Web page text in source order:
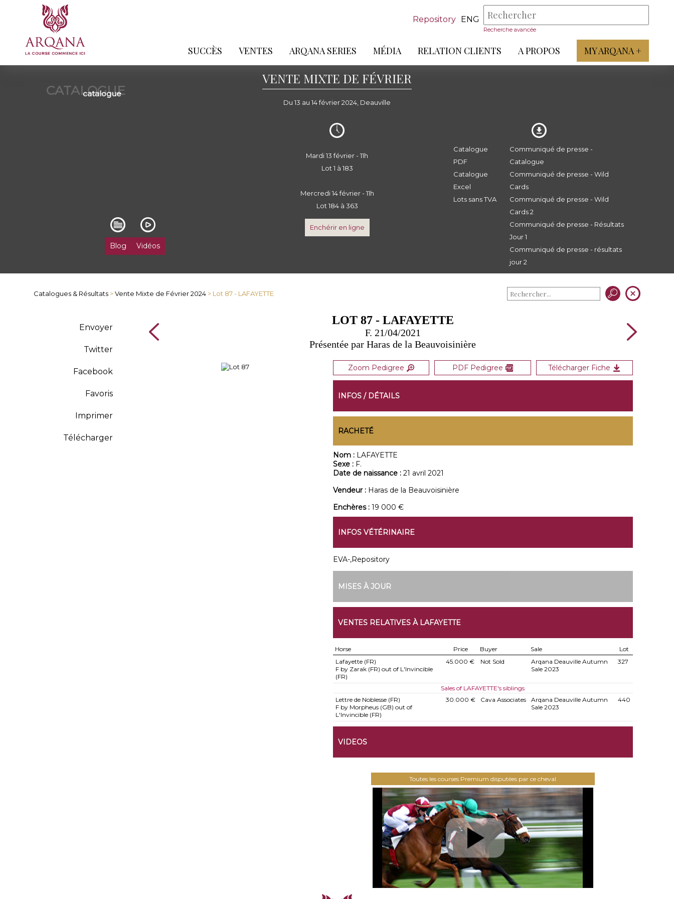
Repository ENG
Recherche avancée
SUCCÈS VENTES ARQANA SERIES MÉDIA RELATION CLIENTS A PROPOS MY ARQANA +
CATALOGUE
catalogue
VENTE MIXTE DE FÉVRIER
Du 13 au 14 février 2024, Deauville
Blog Vidéos
Mardi 13 février - 11h
Lot 1 à 183
Mercredi 14 février - 11h
Lot 184 à 363
Enchérir en ligne
Catalogue
PDF
Catalogue
Excel
Lots sans TVA
Communiqué de presse -
Catalogue
Communiqué de presse - Wild
Cards
Communiqué de presse - Wild
Cards 2
Communiqué de presse - Résultats
Jour 1
Communiqué de presse - résultats
jour 2
Catalogues & Résultats >Vente Mixte de Février 2024 > Lot 87 - LAFAYETTE
Envoyer
Twitter
Facebook
Favoris
Imprimer
Télécharger
LOT 87 - LAFAYETTE
F. 21/04/2021
Présentée par Haras de la Beauvoisinière
Zoom Pedigree PDF Pedigree Télécharger Fiche
INFOS / DÉTAILS
RACHETÉ
Nom : LAFAYETTE
Sexe : F.
Date de naissance : 21 avril 2021
Vendeur : Haras de la Beauvoisinière
Enchères : 19 000 €
INFOS VÉTÉRINAIRE
EVA-,Repository
MISES À JOUR
VENTES RELATIVES À LAFAYETTE
Horse Price Buyer Sale
Lot
Lafayette (FR)
F by Zarak (FR) out of L'Invincible
(FR)
45.000 € Not Sold
Arqana Deauville Autumn
Sale 2023
327
Sales of LAFAYETTE's siblings
Lettre de Noblesse (FR)
F by Morpheus (GB) out of
L'Invincible (FR)
30.000 € Cava Associates
Arqana Deauville Autumn
Sale 2023
440
VIDEOS
Toutes les courses Premium disputées par ce cheval